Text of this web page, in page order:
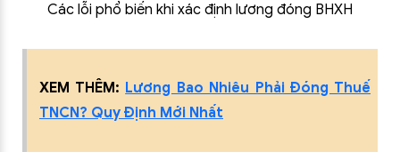
Các lỗi phổ biến khi xác định lương đóng BHXH
XEM THÊM: Lương Bao Nhiêu Phải Đóng Thuế
TNCN? Quy Định Mới Nhất